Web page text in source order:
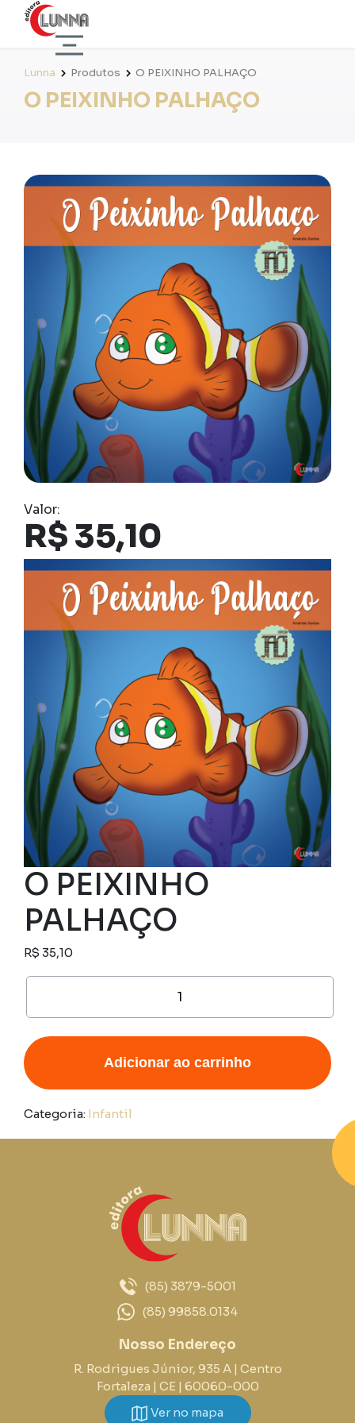
Lunna Produtos O PEIXINHO PALHAÇO
O PEIXINHO PALHAÇO
Valor:
R$35,10
O PEIXINHO
PALHAÇO
R$ 35,10
O
PALHAÇO
quantidade
Adicionar ao carrinho
Categoria: Infantil
(85) 3879-5001
(85) 99858.0134
Nosso Endereço
R. Rodrigues Júnior, 935 A | Centro
Fortaleza | CE | 60060-000
Ver no mapa